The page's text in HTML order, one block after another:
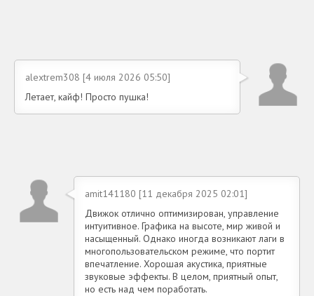
alextrem308 [4 июля 2026 05:50]
Летает, кайф! Просто пушка!
amit141180 [11 декабря 2025 02:01]
Движок отлично оптимизирован, управление
интуитивное. Графика на высоте, мир живой и
насыщенный. Однако иногда возникают лаги в
многопользовательском режиме, что портит
впечатление. Хорошая акустика, приятные
звуковые эффекты. В целом, приятный опыт,
но есть над чем поработать.